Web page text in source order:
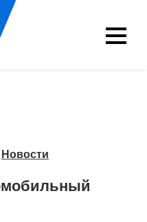
Новости